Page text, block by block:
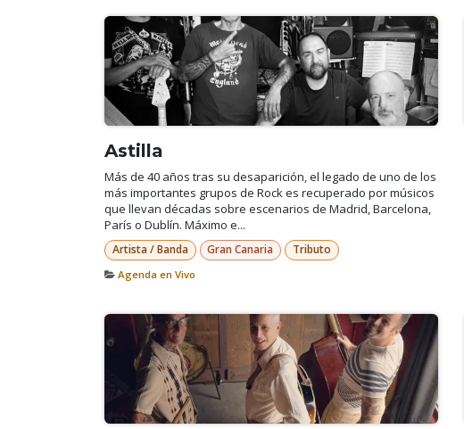
Astilla
Más de 40 años tras su desaparición, el legado de uno de los
más importantes grupos de Rock es recuperado por músicos
que llevan décadas sobre escenarios de Madrid, Barcelona,
París o Dublín. Máximo e...
Artista / Banda Gran Canaria Tributo
Agenda en Vivo